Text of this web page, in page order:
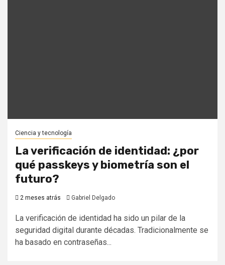
Ciencia y tecnología
La verificación de identidad: ¿por
qué passkeys y biometría son el
futuro?
2 meses atrás Gabriel Delgado
La verificación de identidad ha sido un pilar de la
seguridad digital durante décadas. Tradicionalmente se
ha basado en contraseñas...